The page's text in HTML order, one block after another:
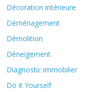
Décoration intérieure
Déménagement
Démolition
Déneigement
Diagnostic immobilier
Do it Yourself